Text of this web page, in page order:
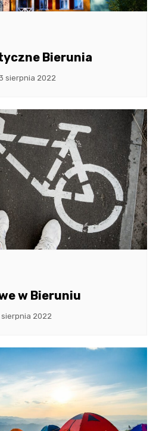
Bierunia
sierpnia 2022
w Bieruniu
sierpnia 2022